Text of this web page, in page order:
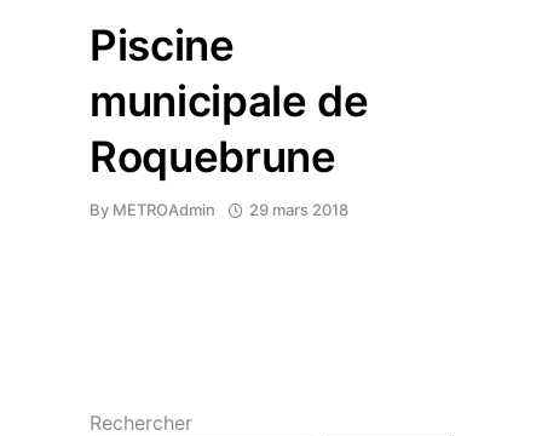
Piscine
municipale de
Roquebrune
By METROAdmin 29 mars 2018
Rechercher